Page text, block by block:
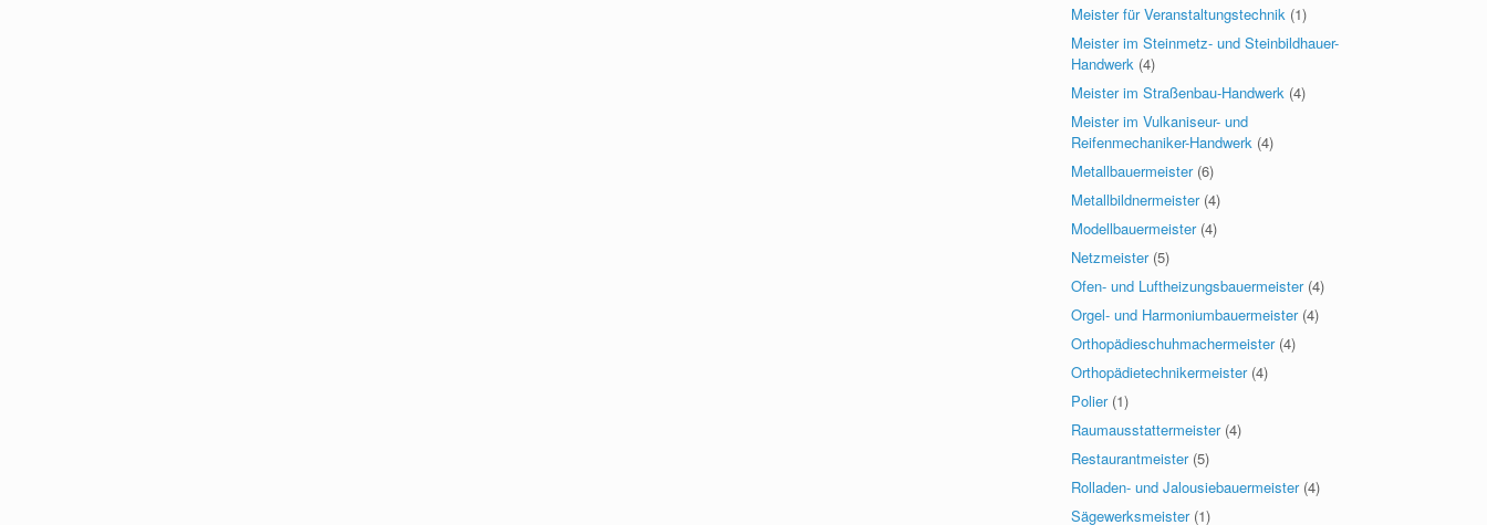
Meister für Veranstaltungstechnik (1)
Meister im Steinmetz- und Steinbildhauer-
Handwerk (4)
Meister im Straßenbau-Handwerk (4)
Meister im Vulkaniseur- und
Reifenmechaniker-Handwerk (4)
Metallbauermeister (6)
Metallbildnermeister (4)
Modellbauermeister (4)
Netzmeister (5)
Ofen- und Luftheizungsbauermeister (4)
Orgel- und Harmoniumbauermeister (4)
Orthopädieschuhmachermeister (4)
Orthopädietechnikermeister (4)
Polier (1)
Raumausstattermeister (4)
Restaurantmeister (5)
Rolladen- und Jalousiebauermeister (4)
Sägewerksmeister (1)